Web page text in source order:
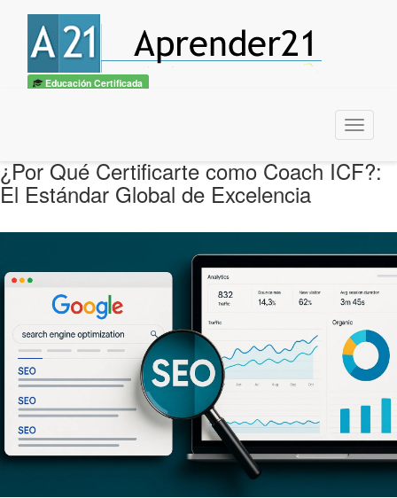
Educación Certificada
Menu
¿Por Qué Certificarte como Coach ICF?:
El Estándar Global de Excelencia